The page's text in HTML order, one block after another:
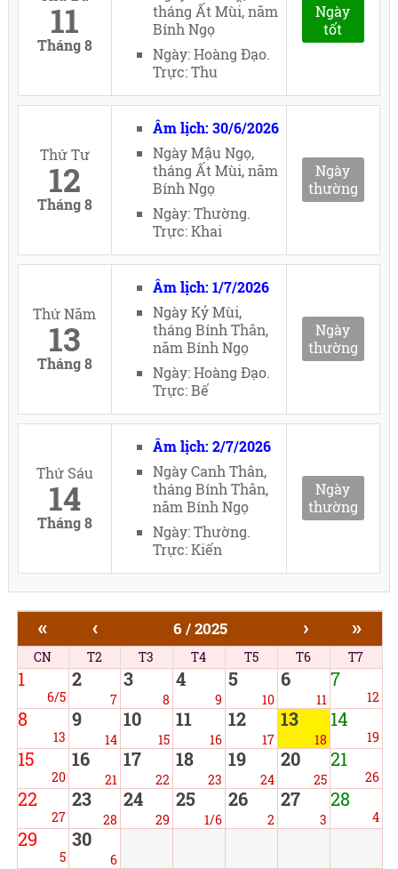
11
Tháng 8
tháng Ất Mùi, năm
Bính Ngọ
Ngày: Hoàng Đạo.
Trực: Thu
Ngày
tốt
Thứ Tư
12
Tháng 8
Âm lịch: 30/6/2026
Ngày Mậu Ngọ,
tháng Ất Mùi, năm
Bính Ngọ
Ngày: Thường.
Trực: Khai
Ngày
thường
Thứ Năm
13
Tháng 8
Âm lịch: 1/7/2026
Ngày Kỷ Mùi,
tháng Bính Thân,
năm Bính Ngọ
Ngày: Hoàng Đạo.
Trực: Bế
Ngày
thường
Thứ Sáu
14
Tháng 8
Âm lịch: 2/7/2026
Ngày Canh Thân,
tháng Bính Thân,
năm Bính Ngọ
Ngày: Thường.
Trực: Kiến
Ngày
thường
« ‹ 6 / 2025 › »
CN T2 T3 T4 T5 T6 T7
1
6/5
2
7
3
8
4
9
5
10
6
11
7
12
8
13
9
14
10
15
11
16
12
17
13
18
14
19
15
20
16
21
17
22
18
23
19
24
20
25
21
26
22
27
23
28
24
29
25
1/6
26
2
27
3
28
4
29
5
30
6